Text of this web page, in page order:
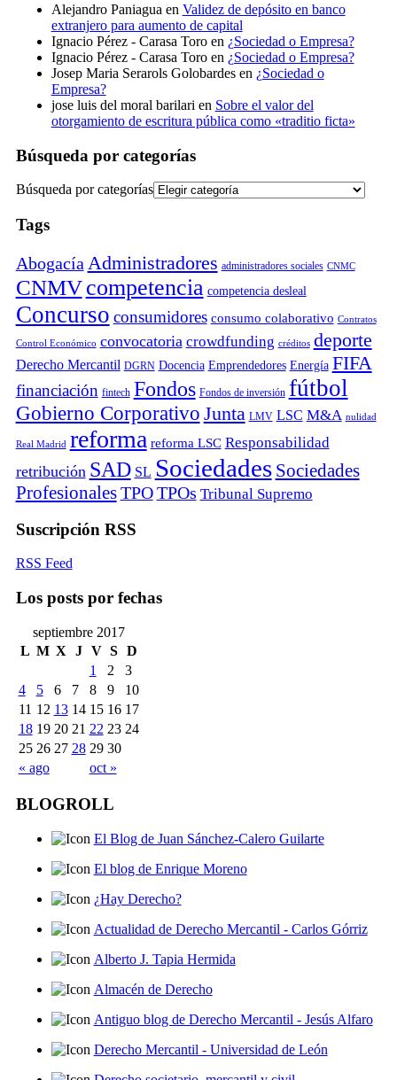
Alejandro Paniagua en Validez de depósito en banco
extranjero para aumento de capital
Ignacio Pérez - Carasa Toroen ¿Sociedad o Empresa?
Ignacio Pérez - Carasa Toroen ¿Sociedad o Empresa?
Josep Maria Serarols Golobardesen ¿Sociedad o
Empresa?
jose luis del moral barilari en Sobre el valor del
otorgamiento de escritura pública como «traditio ficta»
Búsqueda por categorías
Búsqueda por categorías
Tags
Abogacía Administradores administradores sociales CNMC
CNMV competencia competencia desleal
Concurso consumidores consumo colaborativo Contratos
Control Económico convocatoria crowdfunding créditos deporte
Derecho Mercantil DGRN Docencia Emprendedores Energía FIFA
financiación fintech Fondos Fondos de inversión fútbol
Gobierno Corporativo Junta LMV LSC M&A nulidad
Real Madrid reforma reforma LSC Responsabilidad
retribución SAD SL Sociedades Sociedades
Profesionales TPO TPOs Tribunal Supremo
Suscripción RSS
RSS Feed
Los posts por fechas
septiembre 2017
L M X J V S D
« ago oct »
1 2
3
4
5 6 7 8 9
10
11 12 13 14 15 16 17
18 19 20 21 22 23 24
25 26 27 28 29 30
BLOGROLL
El Blog de Juan Sánchez-Calero Guilarte
El blog de Enrique Moreno
¿Hay Derecho?
Actualidad de Derecho Mercantil - Carlos Górriz
Alberto J. Tapia Hermida
Almacén de Derecho
Antiguo blog de Derecho Mercantil - Jesús Alfaro
Derecho Mercantil - Universidad de León